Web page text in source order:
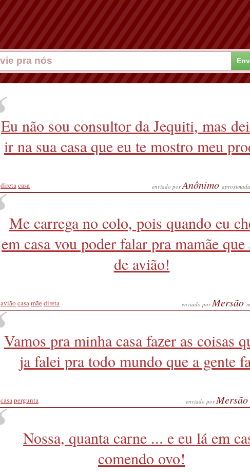
Eu não sou consultor da Jequiti, mas
ir na sua casa que eu te mostro meu
diretacasa enviado porAnônimo
Me carrega no colo, pois quando eu
em casa vou poder falar pra mamãe que
de avião!
avião casamãedireta enviado porMersão
Vamos pra minha casa fazer as coisas
ja falei pra todo mundo que a gente
casapergunta enviado porMersão
Nossa, quanta carne ... e eu lá em
comendo ovo!